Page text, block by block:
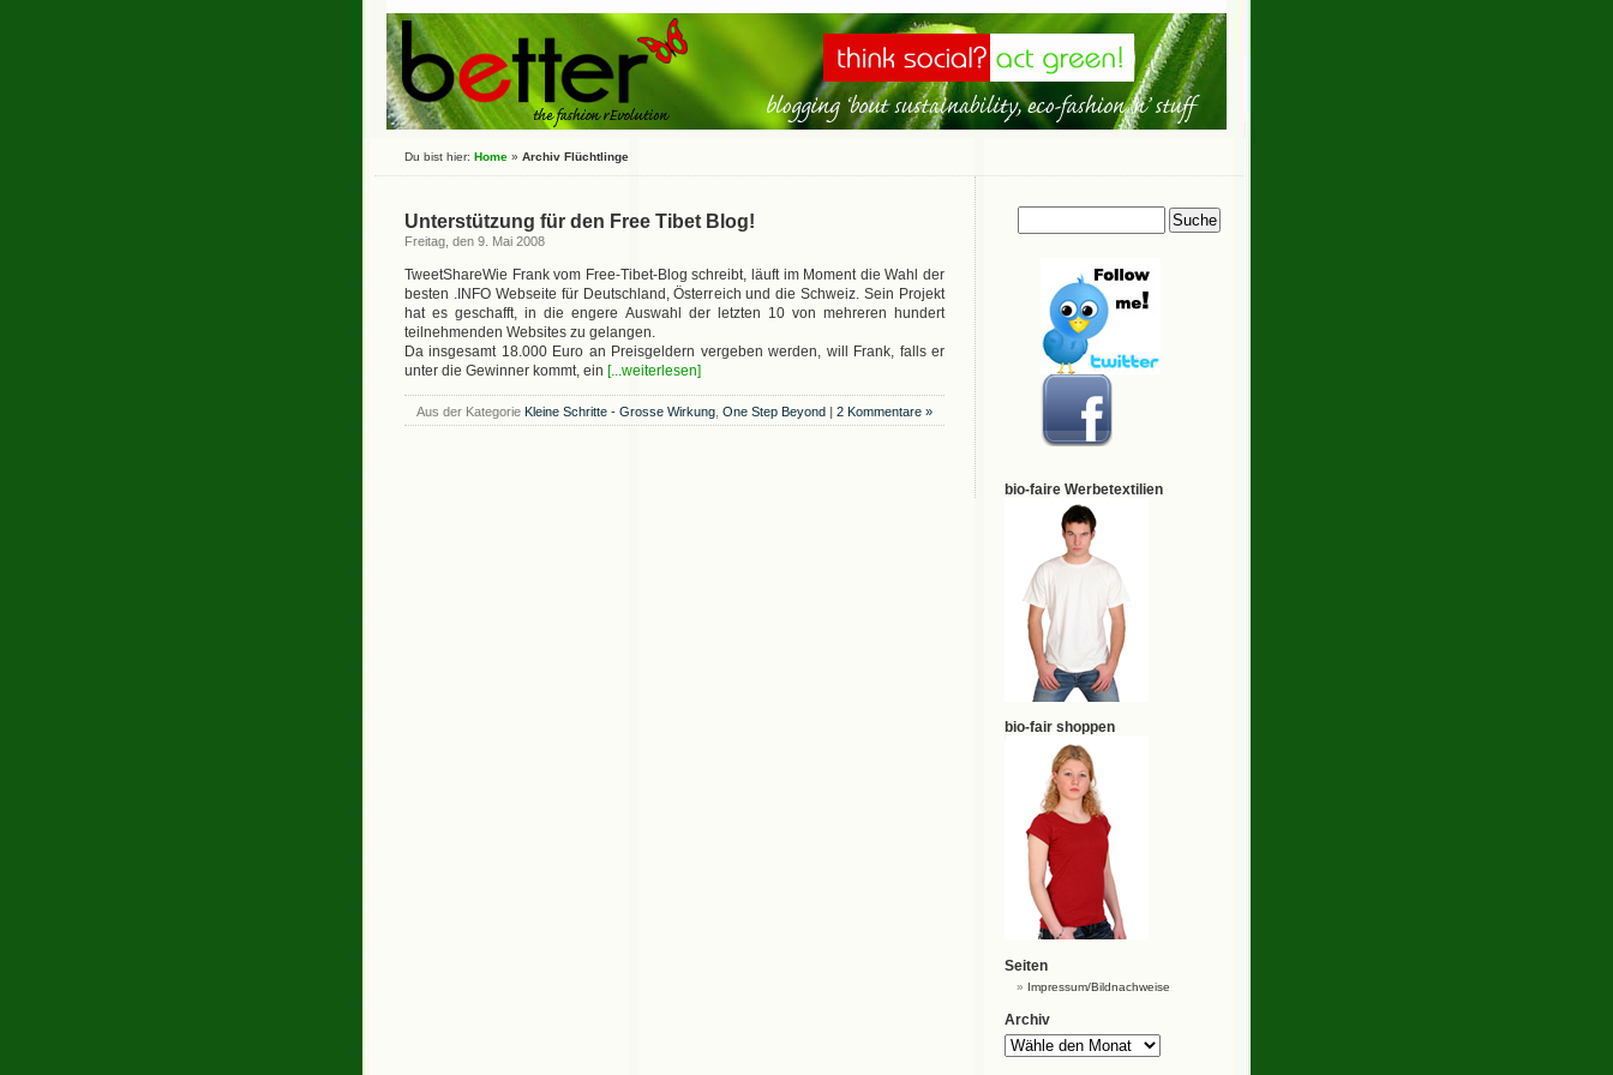
Du bist hier: Home » Archiv Flüchtlinge
Unterstützung für den Free Tibet Blog!
Freitag, den 9. Mai 2008
TweetShareWie Frank vom Free-Tibet-Blog schreibt, läuft im Moment die Wahl der
besten .INFO Webseite für Deutschland, Österreich und die Schweiz. Sein Projekt
hat es geschafft, in die engere Auswahl der letzten 10 von mehreren hundert
teilnehmenden Websites zu gelangen.
Da insgesamt 18.000 Euro an Preisgeldern vergeben werden, will Frank, falls er
unter die Gewinner kommt, ein [...weiterlesen]
Aus der Kategorie Kleine Schritte - Grosse Wirkung One Step Beyond | 2 Kommentare »
bio-faire Werbetextilien
bio-fair shoppen
Seiten
Impressum/Bildnachweise
Archiv